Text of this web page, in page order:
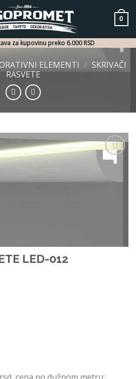
0
za kupovinu preko 6.000 RSD
ELEMENTI / SKRIVAČI
RASVETE
Dodaj
želja
LED-012